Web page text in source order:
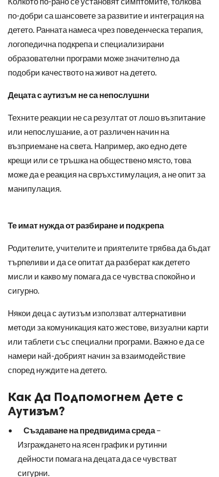
по-добри са шансовете за развитие и интеграция на
детето. Ранната намеса чрез поведенческа терапия,
логопедична подкрепа и специализирани
образователни програми може значително да
подобри качеството на живот на детето.
Децата с аутизъм не са непослушни
Техните реакции не са резултат от лошо възпитание
или непослушание, а от различен начин на
възприемане на света. Например, ако едно дете
крещи или се тръшка на обществено място, това
може да е реакция на свръхстимулация, а не опит за
манипулация.
Те имат нужда от разбиране и подкрепа
Родителите, учителите и приятелите трябва да бъдат
търпеливи и да се опитат да разберат как детето
мисли и какво му помага да се чувства спокойно и
сигурно.
Някои деца с аутизъм използват алтернативни
методи за комуникация като жестове, визуални карти
или таблети със специални програми. Важно е да се
намери най-добрият начин за взаимодействие
според нуждите на детето.
Как Да Подпомогнем Дете с
Аутизъм?
Създаване на предвидима среда–
Изграждането на ясен график и рутинни
дейности помага на децата да се чувстват
сигурни.